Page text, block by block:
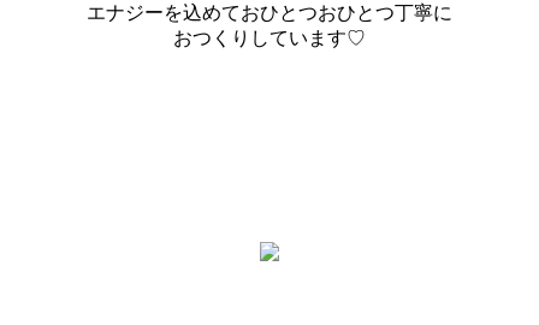
エナジーを込めておひとつおひとつ丁寧に
おつくりしています♡